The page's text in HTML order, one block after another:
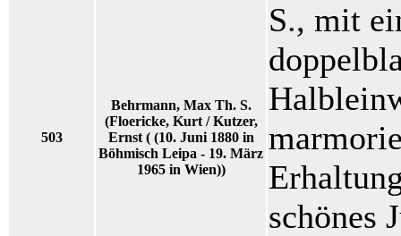
503
Behrmann, Max Th. S.
(Floericke, Kurt / Kutzer,
Ernst ( (10. Juni 1880 in
Böhmisch Leipa - 19. März
1965 in Wien))
S., mit
schönes